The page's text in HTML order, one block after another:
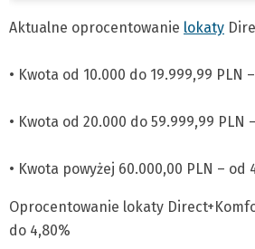
Aktualne oprocentowanie lokaty
• Kwota od 10.000 do 19.999,99 PLN
• Kwota od 20.000 do 59.999,99 PLN
• Kwota powyżej 60.000,00 PLN – od
Oprocentowanie lokaty
do 4,80%